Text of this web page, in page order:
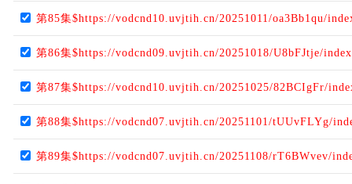
第85集$https://vodcnd10.uvjtih.cn/20251011/oa3Bb1qu/
第86集$https://vodcnd09.uvjtih.cn/20251018/U8bFJtje/
第87集$https://vodcnd10.uvjtih.cn/20251025/82BCIgFr/
第88集$https://vodcnd07.uvjtih.cn/20251101/tUUvFLYg/
第89集$https://vodcnd07.uvjtih.cn/20251108/rT6BWvev/